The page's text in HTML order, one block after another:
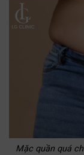
Mặc quần quá